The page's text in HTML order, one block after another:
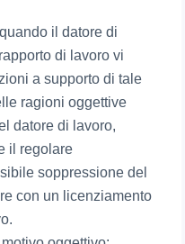
il datore di
di lavoro vi
a supporto di tale
ragioni oggettive
datore di lavoro,
il regolare
soppressione del
con un licenziamento